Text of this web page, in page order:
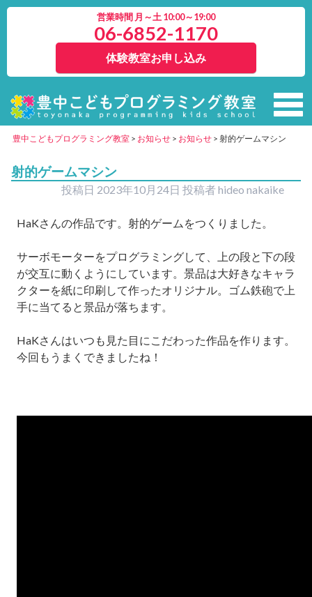
営業時間 月～土 10:00～19:00
06-6852-1170
体験教室お申し込み
豊中こどもプログラミング教室 > お知らせ > お知らせ > 射的ゲームマシン
射的ゲームマシン
投稿日 2023年10月24日 投稿者 hideo nakaike
HaKさんの作品です。射的ゲームをつくりました。
サーボモーターをプログラミングして、上の段と下の段
が交互に動くようにしています。景品は大好きなキャラ
クターを紙に印刷して作ったオリジナル。ゴム鉄砲で上
手に当てると景品が落ちます。
HaKさんはいつも見た目にこだわった作品を作ります。
今回もうまくできましたね！